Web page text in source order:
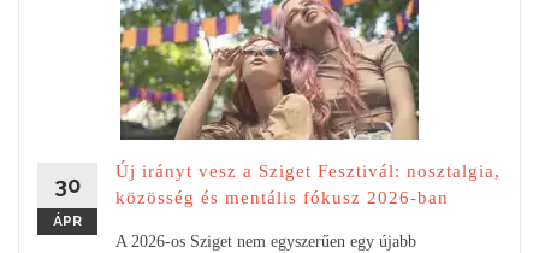
30
ÁPR
Új irányt vesz a Sziget Fesztivál: nosztalgia,
közösség és mentális fókusz 2026-ban
A 2026-os Sziget nem egyszerűen egy újabb